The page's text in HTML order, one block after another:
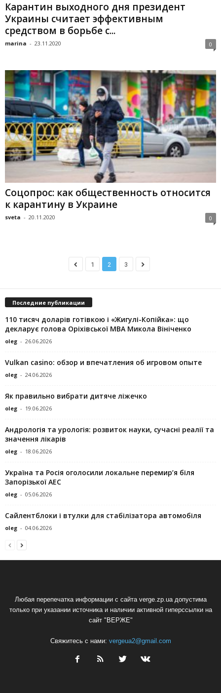
Карантин выходного дня президент
Украины считает эффективным
средством в борьбе с...
marina - 23.11.2020 0
Соцопрос: как общественность относится
к карантину в Украине
sveta - 20.11.2020 0
1 2 3
Последние публикации
110 тисяч доларів готівкою і «Жигулі-Копійка»: що
декларує голова Оріхівської МВА Микола Вініченко
oleg - 26.06.2026
Vulkan casino: обзор и впечатления об игровом опыте
oleg - 24.06.2026
Як правильно вибрати дитяче ліжечко
oleg - 19.06.2026
Андрологія та урологія: розвиток науки, сучасні реалії та
значення лікарів
oleg - 18.06.2026
Україна та Росія оголосили локальне перемир’я біля
Запорізької АЕС
oleg - 05.06.2026
Сайлентблоки і втулки для стабілізатора автомобіля
oleg - 04.06.2026
Любая перепечатка информации с сайта verge.zp.ua допустима
только при указании источника и наличии активной гиперссылки на
сайт "ВЕРЖЕ"
Свяжитесь с нами: vergeua2@gmail.com